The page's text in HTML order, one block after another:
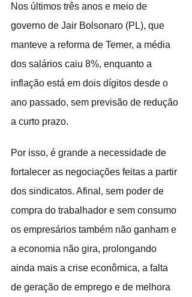
Nos últimos três anos e meio de
governo de Jair Bolsonaro (PL), que
manteve a reforma de Temer, a média
dos salários caiu 8%, enquanto a
inflação está em dois dígitos desde o
ano passado, sem previsão de redução
a curto prazo.
Por isso, é grande a necessidade de
fortalecer as negociações feitas a partir
dos sindicatos. Afinal, sem poder de
compra do trabalhador e sem consumo
os empresários também não ganham e
a economia não gira, prolongando
ainda mais a crise econômica, a falta
de geração de emprego e de melhora